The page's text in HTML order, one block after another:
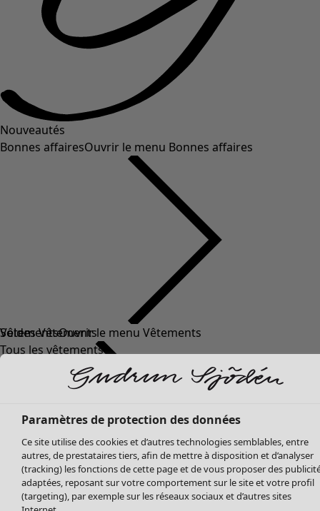
Nouveautés
Bonnes affairesOuvrir le menu Bonnes affaires
Soldes Vêtements
Tous les vêtements
Tops
Gilets
Pantalon
Jupes
Manteaux & vestes
Leggings et collants
Paramètres de protection des données
Ce site utilise des cookies et d’autres technologies semblables, entre
autres, de prestataires tiers, afin de mettre à disposition et d’analyser
(tracking) les fonctions de cette page et de vous proposer des
adaptées, reposant sur votre comportement sur le site et votre profil
(targeting), par exemple sur les réseaux sociaux et d’autres sites